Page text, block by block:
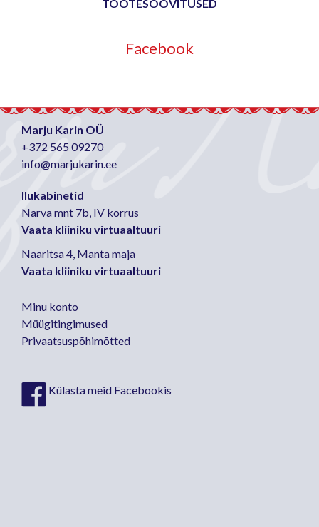
TOOTESOOVITUSED
Facebook
Marju Karin OÜ
+372 565 09270
info@marjukarin.ee
Ilukabinetid
Narva mnt 7b, IV korrus
Vaata kliiniku virtuaaltuuri
Naaritsa 4, Manta maja
Vaata kliiniku virtuaaltuuri
Minu konto
Müügitingimused
Privaatsuspõhimõtted
Külasta meid Facebookis